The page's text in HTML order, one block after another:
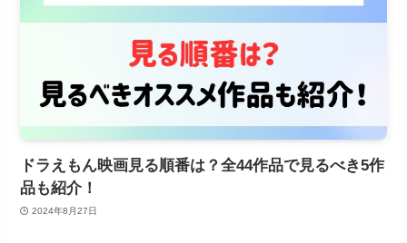
ドラえもん映画見る順番は？全44作品で見るべき5作
品も紹介！
2024年8月27日